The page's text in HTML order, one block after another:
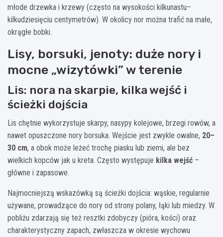
młode drzewka i krzewy (często na wysokości kilkunastu–
kilkudziesięciu centymetrów). W okolicy nor można trafić na małe,
okrągłe bobki.
Lisy, borsuki, jenoty: duże nory i
mocne „wizytówki” w terenie
Lis: nora na skarpie, kilka wejść i
ścieżki dojścia
Lis chętnie wykorzystuje skarpy, nasypy kolejowe, brzegi rowów, a
nawet opuszczone nory borsuka. Wejście jest zwykle owalne, 20–
30 cm, a obok może leżeć trochę piasku lub ziemi, ale bez
wielkich kopców jak u kreta. Często występuje kilka wejść –
główne i zapasowe.
Najmocniejszą wskazówką są ścieżki dojścia: wąskie, regularnie
używane, prowadzące do nory od strony polany, łąki lub miedzy. W
pobliżu zdarzają się też resztki zdobyczy (pióra, kości) oraz
charakterystyczny zapach, zwłaszcza w okresie wychowu